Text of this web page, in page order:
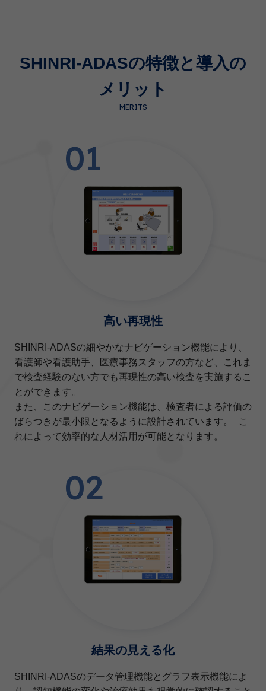
SHINRI-ADASの特徴と導入の
メリット
MERITS
01
高い再現性
SHINRI-ADASの細やかなナビゲーション機能により、
看護師や看護助手、医療事務スタッフの方など、これま
で検査経験のない方でも再現性の高い検査を実施するこ
とができます。
また、このナビゲーション機能は、検査者による評価の
ばらつきが最小限となるように設計されています。 こ
れによって効率的な人材活用が可能となります。
02
結果の見える化
SHINRI-ADASのデータ管理機能とグラフ表示機能によ